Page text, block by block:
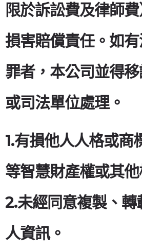
限於訴訟費及律師
損害賠償責任。如
罪者，本公司並得
或司法單位處理。
1.有損他人人格或商
等智慧財產權或其他
2.未經同意複製、轉
人資訊。